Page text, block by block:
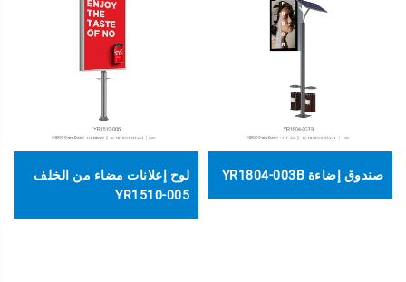
صندوق إضاءة YR1804-003B
لوح إعلانات مضاء من الخلف
YR1510-005